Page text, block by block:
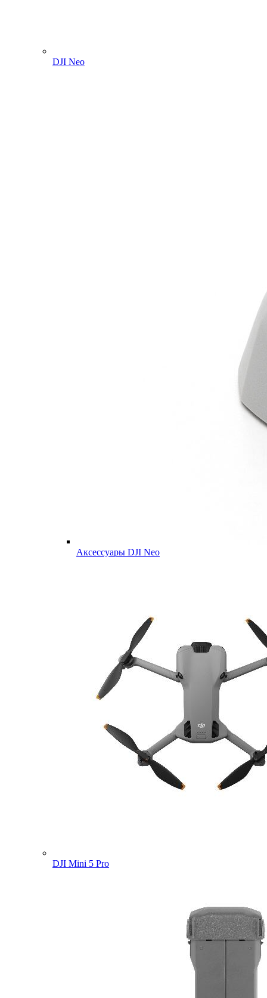
DJI Neo
Аксессуары DJI Neo
DJI Mini 5 Pro